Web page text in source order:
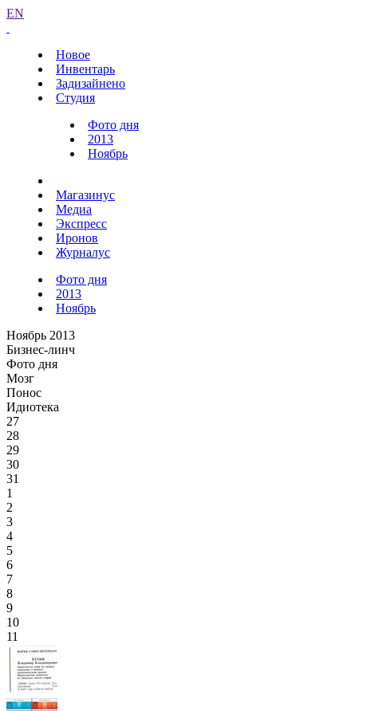
EN
Новое
Инвентарь
Задизайнено
Студия
Фото дня
2013
Ноябрь
Магазинус
Медиа
Экспресс
Иронов
Журналус
Фото дня
2013
Ноябрь
Ноябрь 2013
Бизнес-линч
Фото дня
Мозг
Понос
Идиотека
27
28
29
30
31
1
2
3
4
5
6
7
8
9
10
11